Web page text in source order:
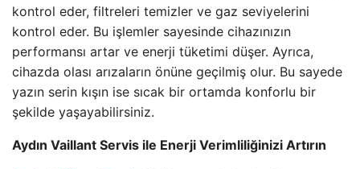
kontrol eder, filtreleri temizler ve gaz seviyelerini
kontrol eder. Bu işlemler sayesinde cihazınızın
performansı artar ve enerji tüketimi düşer. Ayrıca,
cihazda olası arızaların önüne geçilmiş olur. Bu sayede
yazın serin kışın ise sıcak bir ortamda konforlu bir
şekilde yaşayabilirsiniz.
Aydın Vaillant Servis ile Enerji Verimliliğinizi Artırın